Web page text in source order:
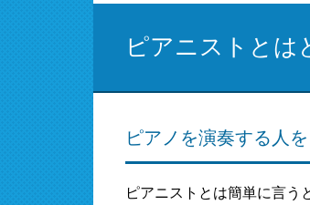
ピアニストとは
ピアノを演奏する人
ピアニストとは簡単に言う